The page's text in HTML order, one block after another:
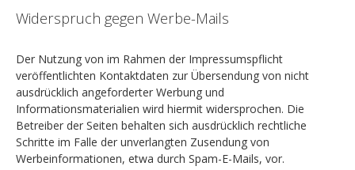
Widerspruch gegen Werbe-Mails
Der Nutzung von im Rahmen der Impressumspflicht
veröffentlichten Kontaktdaten zur Übersendung von nicht
ausdrücklich angeforderter Werbung und
Informationsmaterialien wird hiermit widersprochen. Die
Betreiber der Seiten behalten sich ausdrücklich rechtliche
Schritte im Falle der unverlangten Zusendung von
Werbeinformationen, etwa durch Spam-E-Mails, vor.